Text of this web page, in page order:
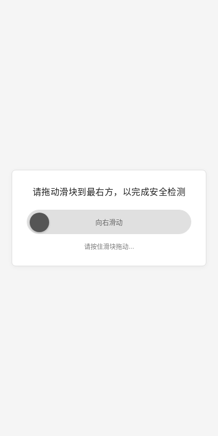
请拖动滑块到最右方，以完成安全检测
向右滑动
请按住滑块拖动...